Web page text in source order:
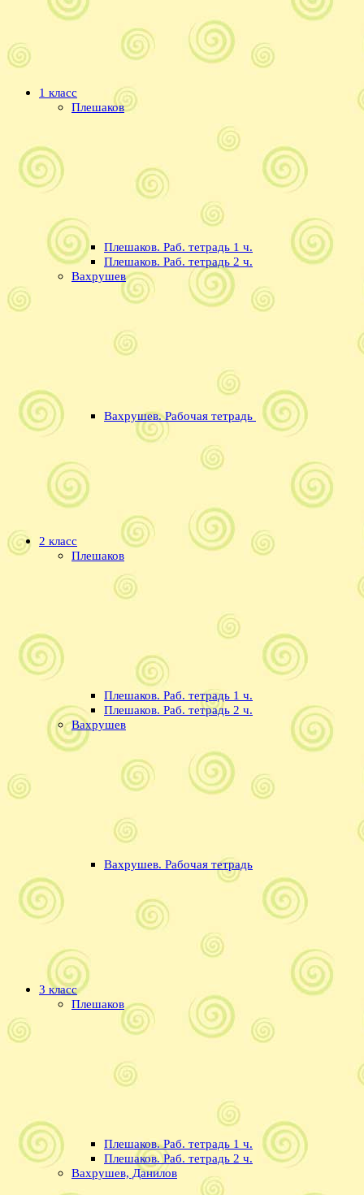
1 класс
Плешаков
Плешаков. Раб. тетрадь 1 ч.
Плешаков. Раб. тетрадь 2 ч.
Вахрушев
Вахрушев. Рабочая тетрадь
2 класс
Плешаков
Плешаков. Раб. тетрадь 1 ч.
Плешаков. Раб. тетрадь 2 ч.
Вахрушев
Вахрушев. Рабочая тетрадь
3 класс
Плешаков
Плешаков. Раб. тетрадь 1 ч.
Плешаков. Раб. тетрадь 2 ч.
Вахрушев, Данилов